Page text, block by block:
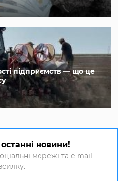
підприємств — що це
новини!
мережі та e-mail